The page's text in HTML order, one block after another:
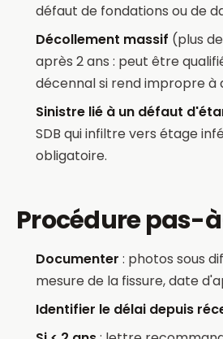
défaut de fondations ou de
Décollement massif (plus
après 2 ans : peut être
décennal si rend impropre à
Sinistre lié à un défaut
SDB qui infiltre vers étage
obligatoire.
Procédure pas-
Documenter : photos sous
mesure de la fissure, date
Identifier le délai depuis